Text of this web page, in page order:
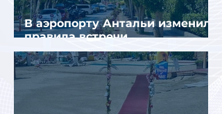
В аэропорту Антальи изменили
правила встречи
организованных туристов